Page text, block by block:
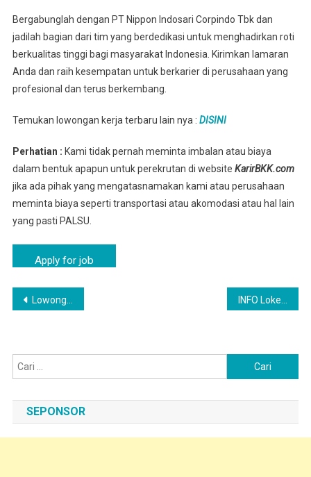
Bergabunglah dengan PT Nippon Indosari Corpindo Tbk dan
jadilah bagian dari tim yang berdedikasi untuk menghadirkan roti
berkualitas tinggi bagi masyarakat Indonesia. Kirimkan lamaran
Anda dan raih kesempatan untuk berkarier di perusahaan yang
profesional dan terus berkembang.
Temukan lowongan kerja terbaru lain nya : DISINI
Perhatian : Kami tidak pernah meminta imbalan atau biaya
dalam bentuk apapun untuk perekrutan di website KarirBKK.com
jika ada pihak yang mengatasnamakan kami atau perusahaan
meminta biaya seperti transportasi atau akomodasi atau hal lain
yang pasti PALSU.
Navigasi
Lowongan Pekerjaan Medan Satria SMA/K Februari 2026 PT Nippon Indosari Corpindo Tbk
untuk:
SEPONSOR